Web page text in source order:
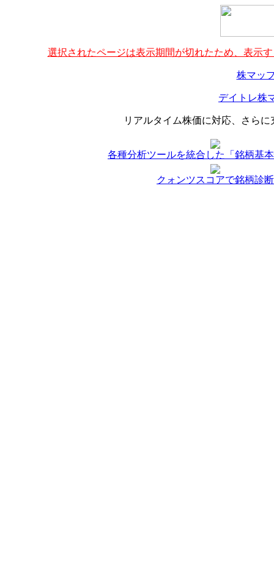
選択されたページは表示期間が切れたため、表示
株マッ
デイトレ株
リアルタイム株価に対応、さら
各種分析ツールを統合した「銘柄基
クォンツスコアで銘柄診断